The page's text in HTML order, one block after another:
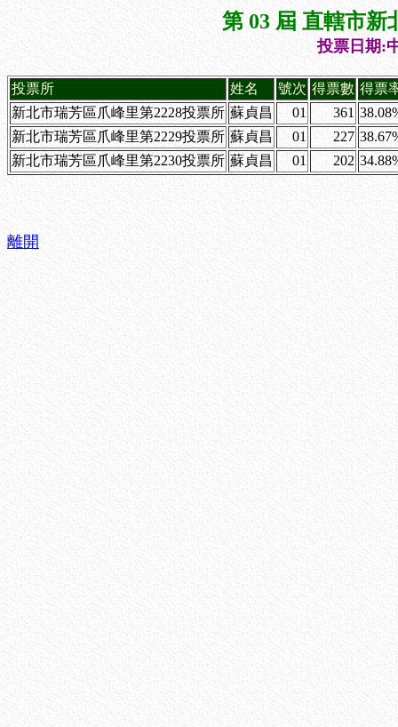
第 03 屆 直轄市新
投票日期:
投票所 姓名 號次 得票數 得票
新北市瑞芳區爪峰里第2228投票所 蘇貞昌 01 361
新北市瑞芳區爪峰里第2229投票所 蘇貞昌 01 227
新北市瑞芳區爪峰里第2230投票所 蘇貞昌 01 202
離開